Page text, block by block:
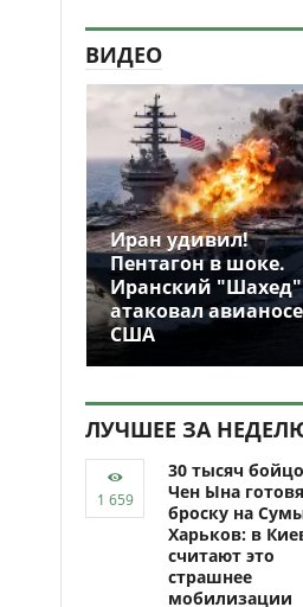
ВИДЕО
Иран удивил!
Пентагон в шоке.
Иранский "Шахед"
атаковал
США
ЛУЧШЕЕ ЗА
30 тысяч
Чен Ына
броску на
Харьков: в
считают это
страшнее
мобилизации